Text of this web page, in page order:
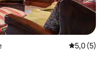
55,0 (5)